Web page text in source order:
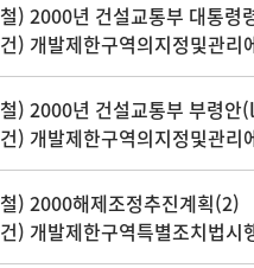
철) 2000년 건설교통부 대통
건) 개발제한구역의지정및관리
철) 2000년 건설교통부 부령
건) 개발제한구역의지정및관리
철) 2000해제조정추진계획(2)
건) 개발제한구역특별조치법시